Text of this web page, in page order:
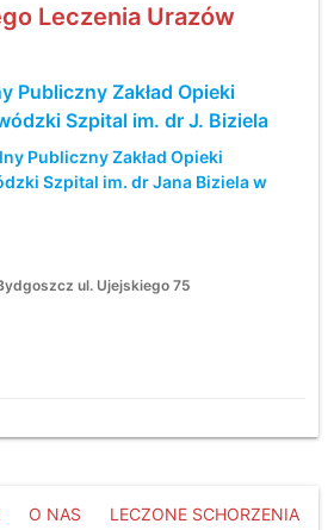
Leczenia Urazów
Publiczny Zakład Opieki
Szpital im. dr J. Biziela
Publiczny Zakład Opieki
Szpital im. dr Jana Biziela w
ul. Ujejskiego 75
O NAS LECZONE SCHORZENIA